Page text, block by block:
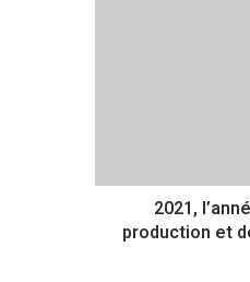
n
2021,
production et